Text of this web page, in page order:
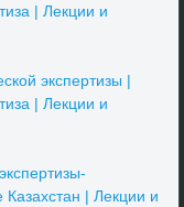
| Лекции и
экспертизы |
| Лекции и
Казахстан | Лекции и